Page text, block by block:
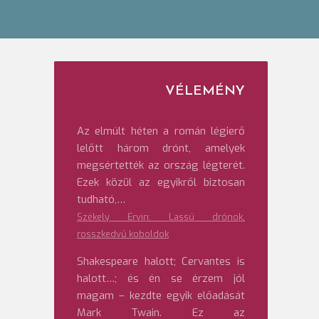
VÉLEMÉNY
Az elmúlt héten a román légierő
lelőtt három drónt, amelyek
megsértették az ország légterét.
Ezek közül az egyikről biztosan
tudható,…
Székely Ervin: Lassú drónok,
rosszkedvű koboldok
Shakespeare halott; Cervantes is
halott…; és én se érzem jól
magam – kezdte egyik előadását
Mark Twain. Ez az